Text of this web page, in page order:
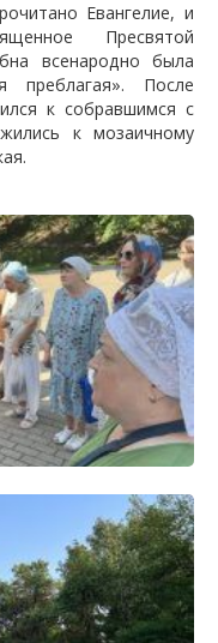
Евангелие, и
Пресвятой
всенародно была
После
к собравшимся с
к мозаичному